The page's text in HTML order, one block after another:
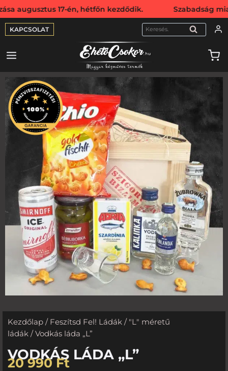
én, hétfőn kezdődik. Szabadság miatt
KAPCSOLAT KERESÉS
Kezdőlap / Feszítsd Fel! Ládák / "L" méretű
ládák / Vodkás láda „L”
VODKÁS LÁDA „L”
20 990 Ft